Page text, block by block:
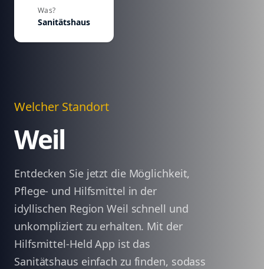
Was?
Sanitätshaus
Welcher Standort
Weil
Entdecken Sie jetzt die Möglichkeit,
Pflege- und Hilfsmittel in der
idyllischen Region Weil schnell und
unkompliziert zu erhalten. Mit der
Hilfsmittel-Held App ist das
Sanitätshaus einfach zu finden, sodass